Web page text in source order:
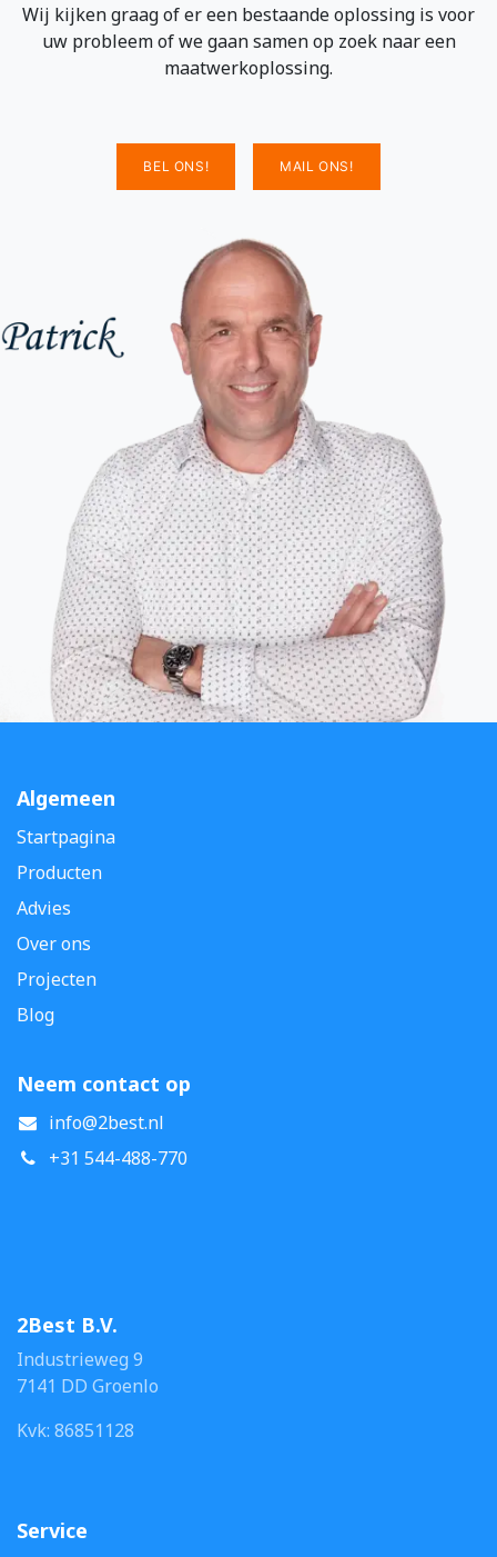
Wij kijken graag of er een bestaande oplossing is voor
uw probleem of we gaan samen op zoek naar een
maatwerkoplossing.
BEL ONS! MAIL ONS!
Algemeen
Startpagina
Producten
Advies
Over ons
Projecten
Blog
Neem contact op
info@2best.nl
+31 544-488-770
2Best B.V.
Industrieweg 9
7141 DD Groenlo
Kvk: 86851128
Service